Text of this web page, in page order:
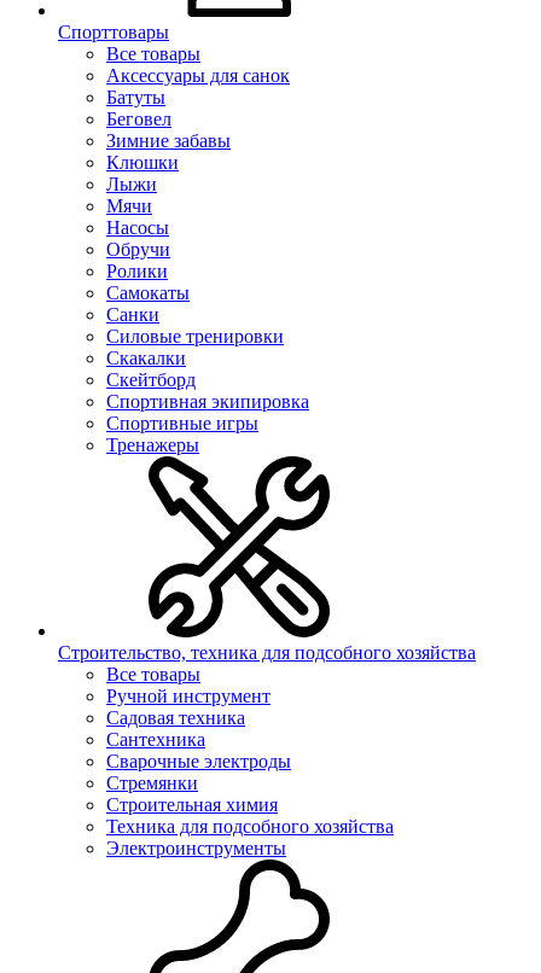
Спорттовары
Все товары
Аксессуары для санок
Батуты
Беговел
Зимние забавы
Клюшки
Лыжи
Мячи
Насосы
Обручи
Ролики
Самокаты
Санки
Силовые тренировки
Скакалки
Скейтборд
Спортивная экипировка
Спортивные игры
Тренажеры
Строительство, техника для подсобного хозяйства
Все товары
Ручной инструмент
Садовая техника
Сантехника
Сварочные электроды
Стремянки
Строительная химия
Техника для подсобного хозяйства
Электроинструменты